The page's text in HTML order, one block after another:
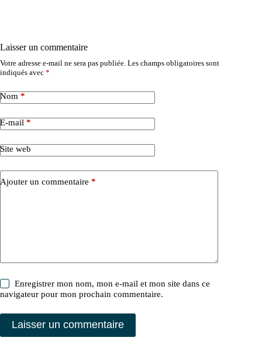
Laisser un commentaire
Votre adresse e-mail ne sera pas publiée. Les champs obligatoires sont
indiqués avec *
Nom *
E-mail *
Site web
Ajouter un commentaire *
Enregistrer mon nom, mon e-mail et mon site dans ce
navigateur pour mon prochain commentaire.
Laisser un commentaire